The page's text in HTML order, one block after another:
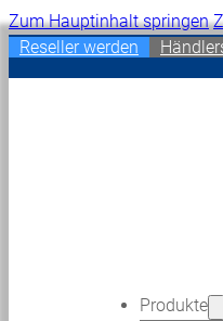
Zum Hauptinhalt springen
Reseller werden
Produkte